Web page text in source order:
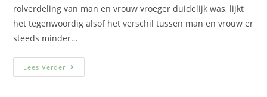
rolverdeling van man en vrouw vroeger duidelijk was, lijkt
het tegenwoordig alsof het verschil tussen man en vrouw er
steeds minder…
Lees Verder